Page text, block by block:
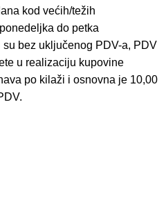
kod većih/težih
do petka
bez uključenog PDV-a, PDV
u realizaciju kupovine
po kilaži i osnovna je 10,00